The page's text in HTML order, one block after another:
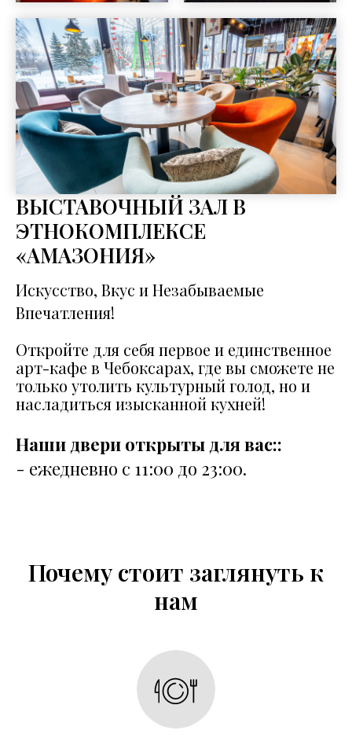
ВЫСТАВОЧНЫЙ ЗАЛ В
ЭТНОКОМПЛЕКСЕ
«АМАЗОНИЯ»
Искусство, Вкус и Незабываемые
Впечатления!
Откройте для себя первое и единственное
арт-кафе в Чебоксарах, где вы сможете не
только утолить культурный голод, но и
насладиться изысканной кухней!
Наши двери открыты для вас::
- ежедневно с 11:00 до 23:00.
Почему стоит заглянуть к
нам